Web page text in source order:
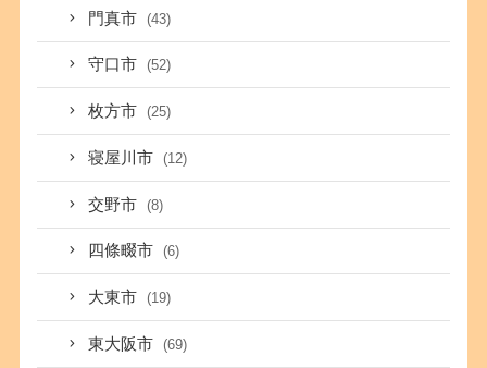
門真市 (43)
守口市 (52)
枚方市 (25)
寝屋川市 (12)
交野市 (8)
四條畷市 (6)
大東市 (19)
東大阪市 (69)